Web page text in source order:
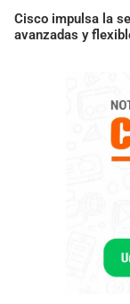
Cisco impulsa la
avanzadas y